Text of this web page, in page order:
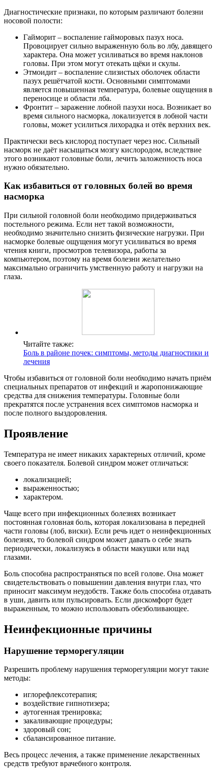
Диагностические признаки, по которым различают болезни
носовой полости:
Гайморит – воспаление гайморовых пазух носа.
Провоцирует сильно выраженную боль во лбу, давящего
характера. Она может усиливаться во время наклонов
головы. При этом могут отекать щёки и скулы.
Этмоидит – воспаление слизистых оболочек области
пазух решётчатой кости. Основными симптомами
является повышенная температура, болевые ощущения в
переносице и области лба.
Фронтит – заражение лобной пазухи носа. Возникает во
время сильного насморка, локализуется в лобной части
головы, может усилиться лихорадка и отёк верхних век.
Практически весь кислород поступает через нос. Сильный
насморк не даёт насыщаться мозгу кислородом, вследствие
этого возникают головные боли, лечить заложенность носа
нужно обязательно.
Как избавиться от головных болей во время
насморка
При сильной головной боли необходимо придерживаться
постельного режима. Если нет такой возможности,
необходимо значительно снизить физические нагрузки. При
насморке болевые ощущения могут усиливаться во время
чтения книги, просмотров телевизора, работы за
компьютером, поэтому на время болезни желательно
максимально ограничить умственную работу и нагрузки на
глаза.
Читайте также:
Боль в районе почек: симптомы, методы диагностики и
лечения
Чтобы избавиться от головной боли необходимо начать приём
специальных препаратов от инфекций и жаропонижающие
средства для снижения температуры. Головные боли
прекратятся после устранения всех симптомов насморка и
после полного выздоровления.
Проявление
Температура не имеет никаких характерных отличий, кроме
своего показателя. Болевой синдром может отличаться:
локализацией;
выраженностью;
характером.
Чаще всего при инфекционных болезнях возникает
постоянная головная боль, которая локализована в передней
части головы (лоб, виски). Если речь идет о неинфекционных
болезнях, то болевой синдром может давать о себе знать
периодически, локализуясь в области макушки или над
глазами.
Боль способна распространяться по всей голове. Она может
свидетельствовать о повышении давления внутри глаз, что
приносит максимум неудобств. Также боль способна отдавать
в уши, давить или пульсировать. Если дискомфорт будет
выраженным, то можно использовать обезболивающее.
Неинфекционные причины
Нарушение терморегуляции
Разрешить проблему нарушения терморегуляции могут такие
методы:
иглорефлексотерапия;
воздействие гипнотизера;
аутогенная тренировка;
закаливающие процедуры;
здоровый сон;
сбалансированное питание.
Весь процесс лечения, а также применение лекарственных
средств требуют врачебного контроля.